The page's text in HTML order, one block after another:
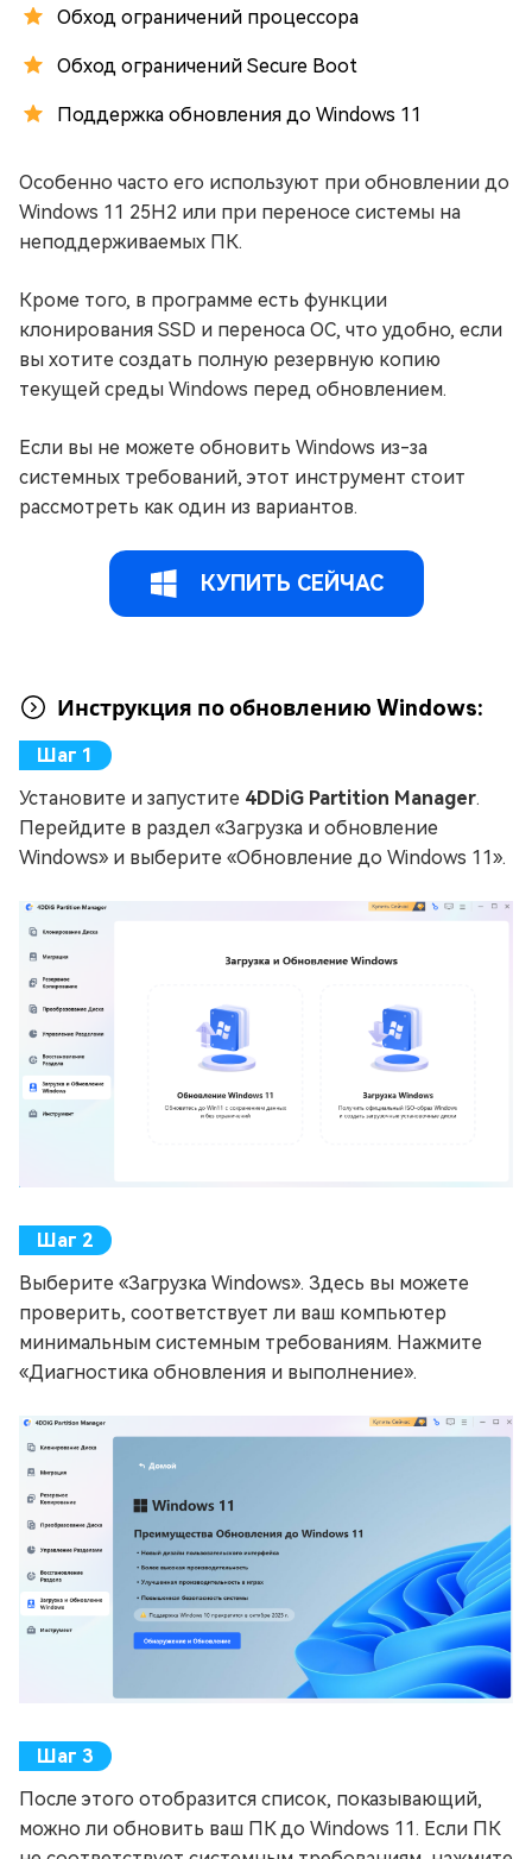
Обход ограничений процессора
Обход ограничений Secure Boot
Поддержка обновления до Windows 11
Особенно часто его используют при обновлении до
Windows 11 25H2 или при переносе системы на
неподдерживаемых ПК.
Кроме того, в программе есть функции
клонирования SSD и переноса ОС, что удобно, если
вы хотите создать полную резервную копию
текущей среды Windows перед обновлением.
Если вы не можете обновить Windows из-за
системных требований, этот инструмент стоит
рассмотреть как один из вариантов.
КУПИТЬ СЕЙЧАС
Инструкция по обновлению Windows:
Установите и запустите 4DDiG Partition Manager.
Перейдите в раздел «Загрузка и обновление
Windows» и выберите «Обновление до Windows 11».
Выберите «Загрузка Windows». Здесь вы можете
проверить, соответствует ли ваш компьютер
минимальным системным требованиям. Нажмите
«Диагностика обновления и выполнение».
После этого отобразится список, показывающий,
можно ли обновить ваш ПК до Windows 11. Если ПК